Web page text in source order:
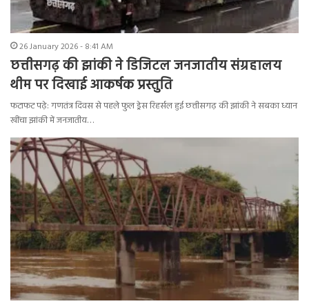
26 January 2026 - 8:41 AM
छत्तीसगढ़ की झांकी ने डिजिटल जनजातीय संग्रहालय
थीम पर दिखाई आकर्षक प्रस्तुति
फटाफट पढ़े: गणतंत्र दिवस से पहले फुल ड्रेस रिहर्सल हुई छत्तीसगढ़ की झांकी ने सबका ध्यान
खींचा झांकी में जनजातीय…